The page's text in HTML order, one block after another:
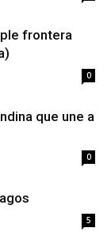
frontera
0
que une a
0
5